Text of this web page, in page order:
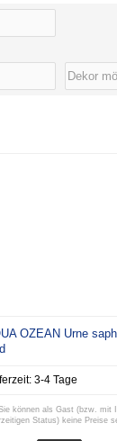
OZEAN Urne
3-4 Tage
können als Gast (bzw. mit
Status) keine Preise